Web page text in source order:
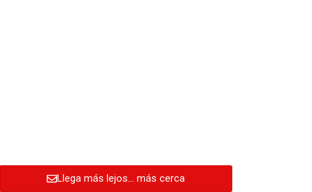
Llega más lejos… más cerca